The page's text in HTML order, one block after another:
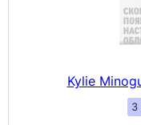
Kylie
3